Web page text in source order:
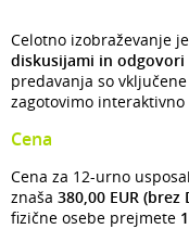
Celotno izobraževanje
diskusijami in odgovori
predavanja so
zagotovimo interaktivno
Cena
Cena za 12-urno
znaša 380,00 EUR (brez
fizične osebe prejmete